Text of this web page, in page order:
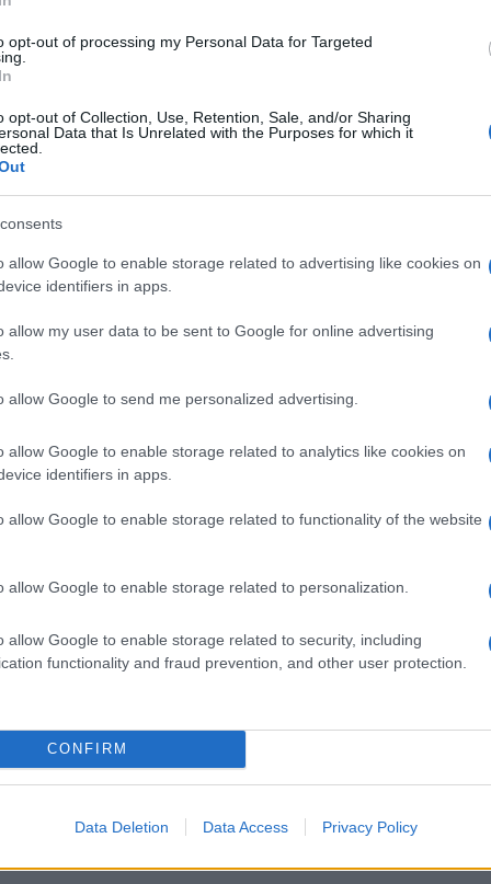
opt-out of processing my Personal Data for Targeted
opt-out of Collection, Use, Retention, Sale, and/or Sharing
Data that Is Unrelated with the Purposes for which it
allow Google to enable storage related to advertising like cookies on
identifiers in apps.
allow my user data to be sent to Google for online advertising
allow Google to send me personalized advertising.
allow Google to enable storage related to analytics like cookies on
identifiers in apps.
allow Google to enable storage related to functionality of the website
allow Google to enable storage related to personalization.
allow Google to enable storage related to security, including
functionality and fraud prevention, and other user protection.
CONFIRM
Data Deletion Data Access Privacy Policy
veliko
izobraževanja za pridobivanje različnih kompetenc, ki
direktor.
imajo, je pa delo po novem organizirano samo v eni
Dani, ki tudi dobavlja usnje slovenjgraški družbi,
šiviljski posel za tujo pohištveno industrijo višjega
22 delavcev, obstaja pa možnost širitve, že v
le šivati.
sindikata, je pa z razmerami v podjetju seznanjen
David Ažnoh.
delavcev niso kaj dosti upoštevali. Izpostavil je
kazensko odgovoren za javno spodbujanje sovraštva, nasilja ali
vsebinami bodo odstranjeni.